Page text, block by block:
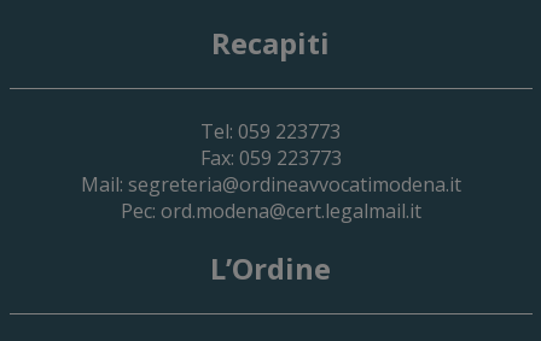
Recapiti
Tel: 059 223773
Fax: 059 223773
Mail: segreteria@ordineavvocatimodena.it
Pec: ord.modena@cert.legalmail.it
L’Ordine